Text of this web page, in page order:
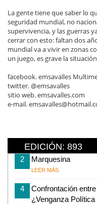
La gente tiene que saber lo
seguridad mundial, no
supervivencia, y las guerras
cerrar con esto: faltan dos
mundial va a vivir en zonas
un juego, es grave la
facebook. emsavalles
twitter. @emsavalles
sitio web. emsavalles.com
e-mail.
EDICIÓN: 893
2 Marquesina
LEER MÁS
4
Confrontación
¿Venganza